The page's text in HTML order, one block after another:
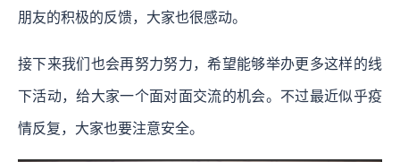
朋友的积极的反馈，大家也很感动。
接下来我们也会再努力努力，希望能够举办更多这样的线
下活动，给大家一个面对面交流的机会。不过最近似乎疫
情反复，大家也要注意安全。